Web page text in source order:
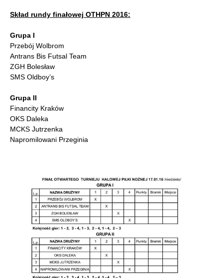
Skład rundy finałowej OTHPN 2016:
Grupa I
Przebój Wolbrom
Antrans Bis Futsal Team
ZGH Bolesław
SMS Oldboy’s
Grupa II
Financity Kraków
OKS Daleka
MCKS Jutrzenka
Napromilowani Przeginia